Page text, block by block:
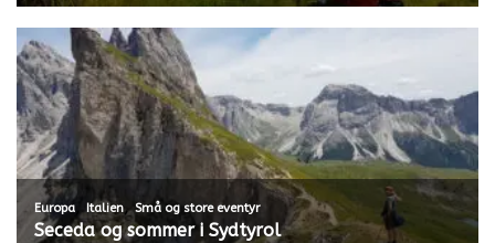
Europa, Italien,Små og store eventyr
Seceda og sommer i Sydtyrol